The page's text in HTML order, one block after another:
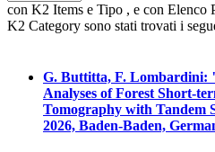
con K2 Items e Tipo , e con Elenco
K2 Category sono stati trovati i
G. Buttitta, F. Lombardini:
Analyses of Forest Short-
Tomography with Tandem
2026, Baden-Baden,